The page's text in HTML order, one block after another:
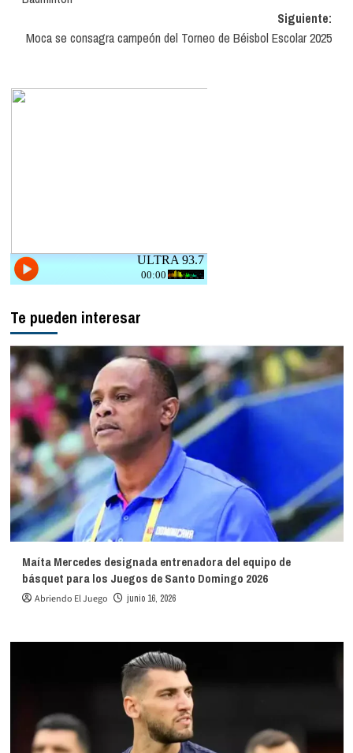
entradas
Siguiente:
Moca se consagra campeón del Torneo de Béisbol Escolar 2025
Te pueden interesar
Maíta Mercedes designada entrenadora del equipo de
básquet para los Juegos de Santo Domingo 2026
Abriendo El Juego junio 16, 2026